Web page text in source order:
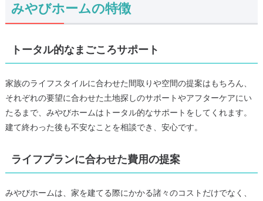
みやびホームの特徴
トータル的なまごころサポート
家族のライフスタイルに合わせた間取りや空間の提案はもちろん、
それぞれの要望に合わせた土地探しのサポートやアフターケアにい
たるまで、みやびホームはトータル的なサポートをしてくれます。
建て終わった後も不安なことを相談でき、安心です。
ライフプランに合わせた費用の提案
みやびホームは、家を建てる際にかかる諸々のコストだけでなく、